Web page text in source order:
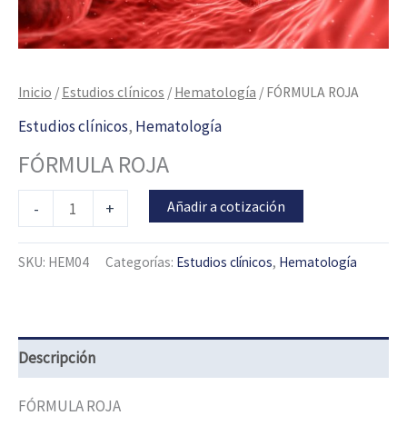
Inicio / Estudios clínicos / Hematología / FÓRMULA ROJA
Estudios clínicos, Hematología
FÓRMULA ROJA
- + Añadir a cotización
SKU: HEM04 Categorías: Estudios clínicos, Hematología
Descripción
FÓRMULA ROJA